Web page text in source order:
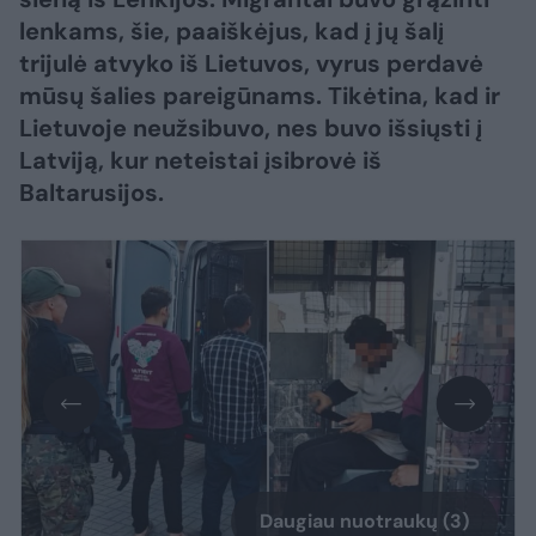
lenkams, šie, paaiškėjus, kad į jų šalį
trijulė atvyko iš Lietuvos, vyrus perdavė
mūsų šalies pareigūnams. Tikėtina, kad ir
Lietuvoje neužsibuvo, nes buvo išsiųsti į
Latviją, kur neteistai įsibrovė iš
Baltarusijos.
Daugiau nuotraukų (3)